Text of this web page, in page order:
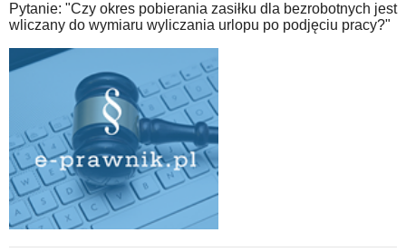
Pytanie: "Czy okres pobierania zasiłku dla bezrobotnych jest
wliczany do wymiaru wyliczania urlopu po podjęciu pracy?"